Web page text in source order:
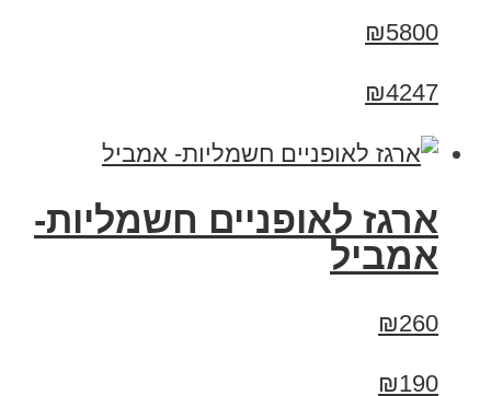
₪5800
₪4247
ארגז לאופניים חשמליות-
אמביל
₪260
₪190